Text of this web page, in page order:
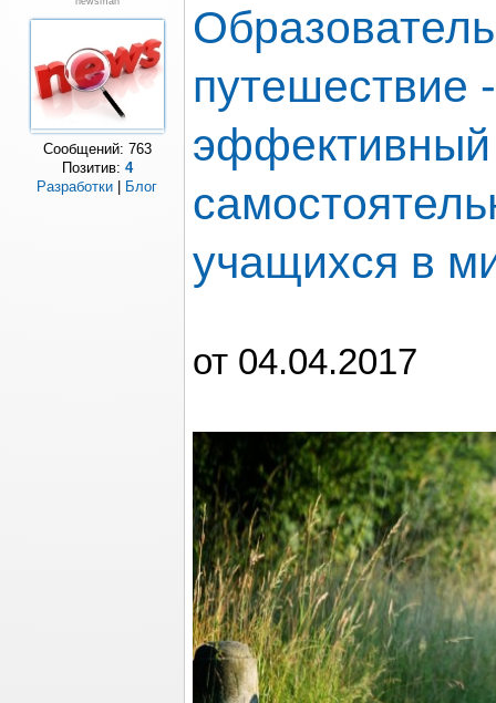
Сообщений: 763
Позитив: 4
Разработки
Блог
путешествие
учащихся в
от 04.04.2017